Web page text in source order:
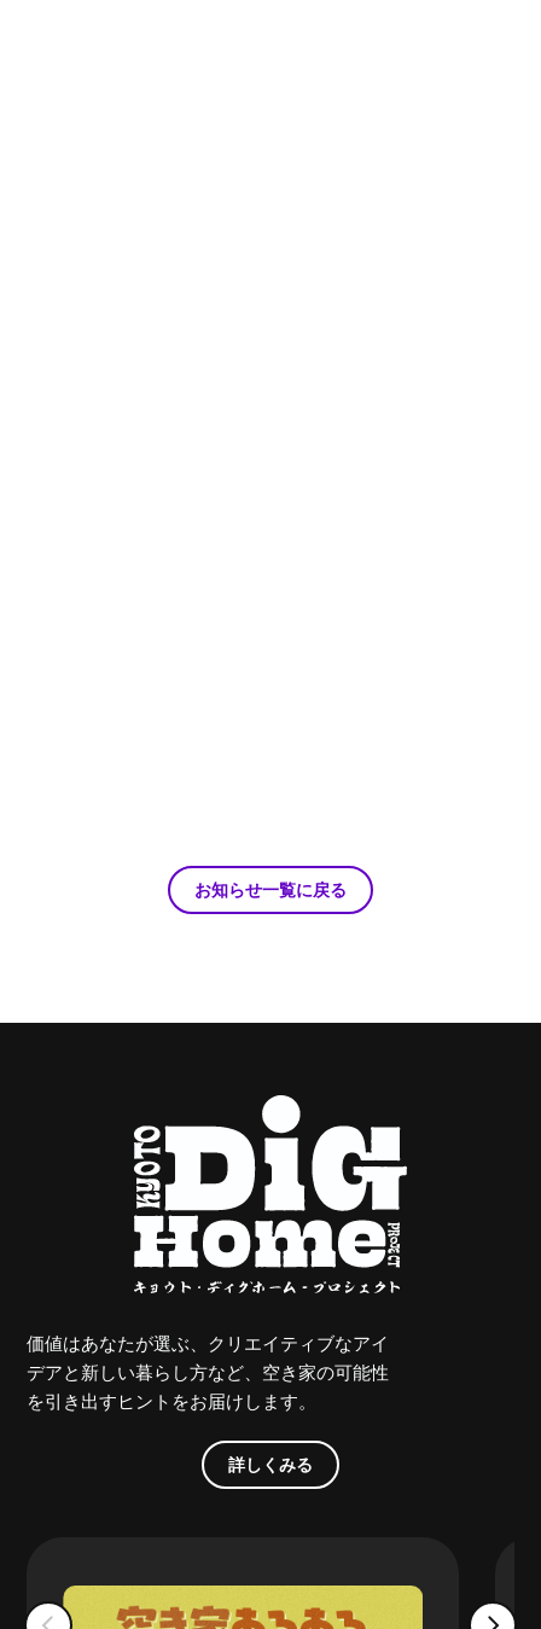
お知らせ一覧に戻る
価値はあなたが選ぶ、クリエイティブなアイ
デアと新しい暮らし方など、空き家の可能性
を引き出すヒントをお届けします。
詳しくみる